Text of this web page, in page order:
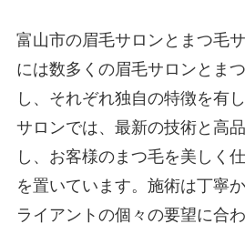
富山市の眉毛サロンとまつ毛
には数多くの眉毛サロンとま
し、それぞれ独自の特徴を有
サロンでは、最新の技術と高
し、お客様のまつ毛を美しく
を置いています。施術は丁寧
ライアントの個々の要望に合